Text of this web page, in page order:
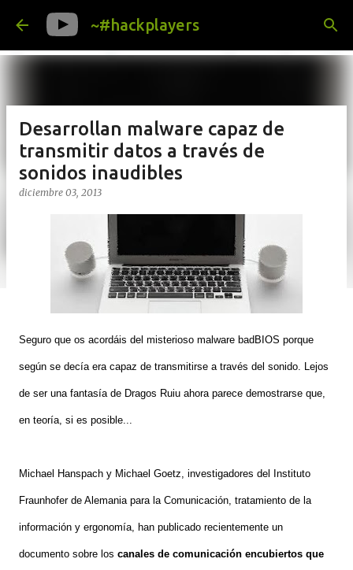
Ir al contenido principal
~#hackplayers
Desarrollan malware capaz de
transmitir datos a través de
sonidos inaudibles
diciembre 03, 2013
Seguro que os acordáis del misterioso malware badBIOS porque
según se decía era capaz de transmitirse a través del sonido. Lejos
de ser una fantasía de Dragos Ruiu ahora parece demostrarse que,
en teoría, si es posible...
Michael Hanspach y Michael Goetz, investigadores del Instituto
Fraunhofer de Alemania para la Comunicación, tratamiento de la
información y ergonomía, han publicado recientemente un
documento sobre los canales de comunicación encubiertos que